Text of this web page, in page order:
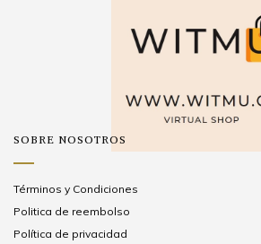
SOBRE NOSOTROS
Términos y Condiciones
Politica de reembolso
Política de privacidad